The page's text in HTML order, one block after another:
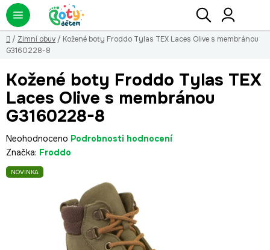
Přejít
na
obsah
Hledat
Domů
/ Zimní obuv / Kožené boty Froddo Tylas TEX Laces Olive s membránou
G3160228-8
Kožené boty Froddo Tylas TEX
Laces Olive s membránou
G3160228-8
Průměrné
hodnocení
produktu
je
Neohodnoceno Podrobnosti hodnocení
Značka: Froddo
NOVINKA